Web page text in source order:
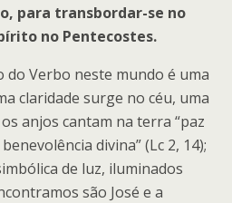
para transbordar-se no
no Pentecostes.
do Verbo neste mundo é uma
claridade surge no céu, uma
anjos cantam na terra “paz
divina” (Lc 2, 14);
de luz, iluminados
são José e a